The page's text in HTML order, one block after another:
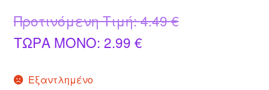
Προτινόμενη Τιμή:4.49€Original
ΤΩΡΑ MONO: 2.99 €Η
Εξαντλημένο